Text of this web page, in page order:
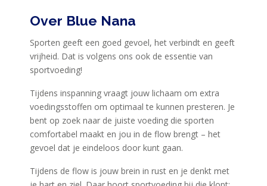
Over Blue Nana
Sporten geeft een goed gevoel, het verbindt en geeft
vrijheid. Dat is volgens ons ook de essentie van
sportvoeding!
Tijdens inspanning vraagt jouw lichaam om extra
voedingsstoffen om optimaal te kunnen presteren. Je
bent op zoek naar de juiste voeding die sporten
comfortabel maakt en jou in de flow brengt – het
gevoel dat je eindeloos door kunt gaan.
Tijdens de flow is jouw brein in rust en je denkt met